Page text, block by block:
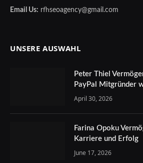
Email Us: rfhseoagency@gmail.com
UNSERE AUSWAHL
Peter Thiel
PayPal Mitgründer
April 30, 2026
Farina Opoku
Karriere und Erfolg
June 17, 2026